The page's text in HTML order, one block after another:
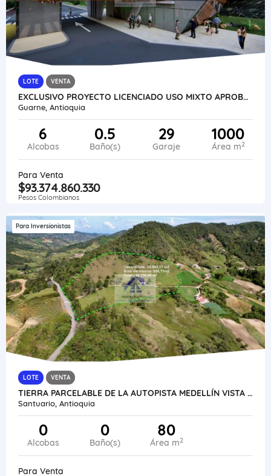
LOTE VENTA
EXCLUSIVO PROYECTO LICENCIADO USO MIXTO APROBADO SECTOR AEROPUERTO
Guarne, Antioquia
6
Alcobas
0.5
Baño(s)
29
Garaje
1000
Área m2
Para Venta
$93.374.860.330
Pesos Colombianos
Para Inversionistas
LOTE VENTA
TIERRA PARCELABLE DE LA AUTOPISTA MEDELLÍN VISTA CERCA AUTOPISTA
Santuario, Antioquia
0
Alcobas
0
Baño(s)
80
Área m2
Para Venta